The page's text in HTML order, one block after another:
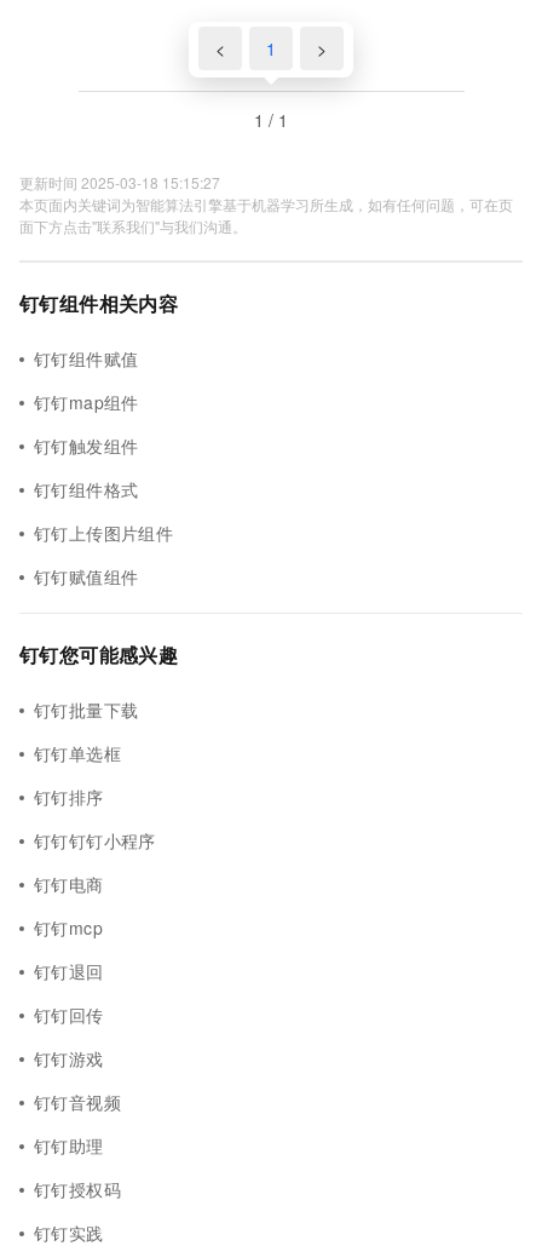
< 1 >
1 / 1
更新时间 2025-03-18 15:15:27
本页面内关键词为智能算法引擎基于机器学习所生成，如有任何问题，可在页
面下方点击"联系我们"与我们沟通。
钉钉组件相关内容
钉钉组件赋值
钉钉map组件
钉钉触发组件
钉钉组件格式
钉钉上传图片组件
钉钉赋值组件
钉钉您可能感兴趣
钉钉批量下载
钉钉单选框
钉钉排序
钉钉钉钉小程序
钉钉电商
钉钉mcp
钉钉退回
钉钉回传
钉钉游戏
钉钉音视频
钉钉助理
钉钉授权码
钉钉实践